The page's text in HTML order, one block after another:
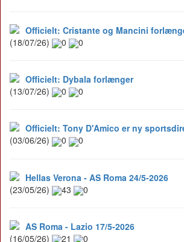
Officielt: Cristante og Mancini
(18/07/26)
0 0
Officielt: Dybala forlænger
(13/07/26)
0 0
Officielt: Tony D'Amico er ny
(03/06/26)
0 0
Hellas Verona - AS Roma 24/5-2026
(23/05/26)
43 0
AS Roma - Lazio 17/5-2026
(16/05/26)
21 0